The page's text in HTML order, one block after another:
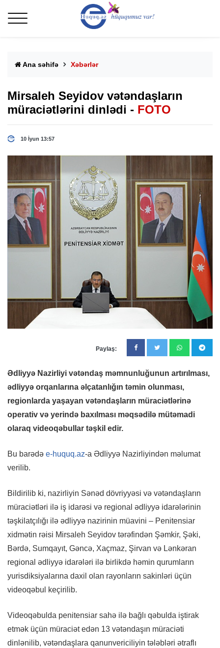
Ana səhifə Xəbərlər
Mirsaleh Seyidov vətəndaşların
müraciətlərini dinlədi - FOTO
10 İyun 13:57
Paylaş:
Ədliyyə Nazirliyi vətəndaş məmnunluğunun artırılması,
ədliyyə orqanlarına əlçatanlığın təmin olunması,
regionlarda yaşayan vətəndaşların müraciətlərinə
operativ və yerində baxılması məqsədilə mütəmadi
olaraq videoqəbullar təşkil edir.
Bu barədə e-huquq.az-a Ədliyyə Nazirliyindən məlumat
verilib.
Bildirilib ki, nazirliyin Sənəd dövriyyəsi və vətəndaşların
müraciətləri ilə iş idarəsi və regional ədliyyə idarələrinin
təşkilatçılığı ilə ədliyyə nazirinin müavini – Penitensiar
xidmətin rəisi Mirsaleh Seyidov tərəfindən Şəmkir, Şəki,
Bərdə, Sumqayıt, Gəncə, Xaçmaz, Şirvan və Lənkəran
regional ədliyyə idarələri ilə birlikdə həmin qurumların
yurisdiksiyalarına daxil olan rayonların sakinləri üçün
videoqəbul keçirilib.
Videoqəbulda penitensiar sahə ilə bağlı qəbulda iştirak
etmək üçün müraciət edən 13 vətəndaşın müraciəti
dinlənilib, vətəndaşlara qanunvericiliyin tələbləri ətraflı